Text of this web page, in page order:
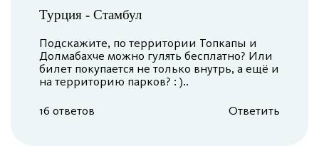
Турция - Стамбул
Подскажите, по территории Топкапы и
Долмабахче можно гулять бесплатно? Или
билет покупается не только внутрь, а ещё и
на территорию парков? : )..
16 ответов Ответить